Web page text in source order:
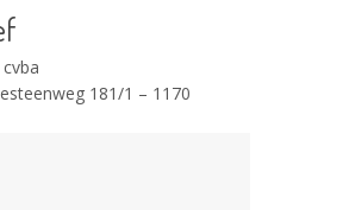
cvba
181/1 – 1170